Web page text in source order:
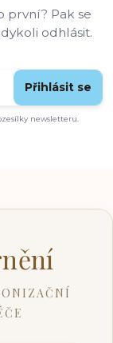
první? Pak se
odhlásit.
Přihlásit se
newsletteru.